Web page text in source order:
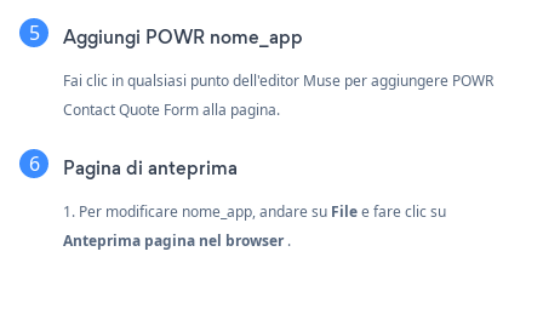
Aggiungi POWR nome_app
Fai clic in qualsiasi punto dell'editor Muse per aggiungere POWR
Contact Quote Form alla pagina.
Pagina di anteprima
1. Per modificare nome_app, andare su Filee fare clic su
Anteprima pagina nel browser.